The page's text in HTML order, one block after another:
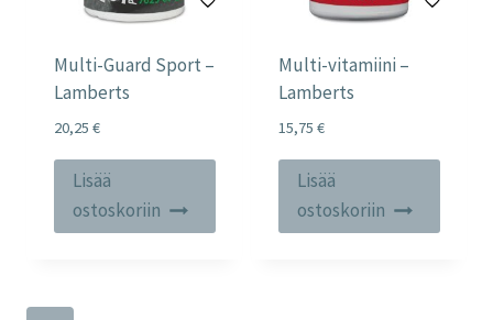
Multi-Guard Sport –
Lamberts
20,25 €
Lisää
ostoskoriin
Multi-vitamiini –
Lamberts
15,75 €
Lisää
ostoskoriin